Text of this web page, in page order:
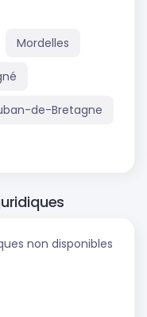
Mordelles
de-Bretagne
non disponibles